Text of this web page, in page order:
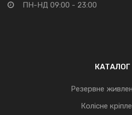
ПН-НД 09:00 - 23:00
КАТАЛОГ
Резервне
Колісне